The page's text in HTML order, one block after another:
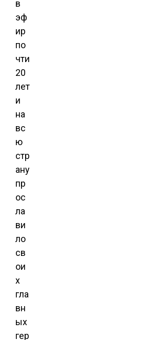
в
эф
ир
по
чти
20
лет
и
на
вс
ю
стр
ану
пр
ос
ла
ви
ло
св
ои
х
гла
вн
ых
гер